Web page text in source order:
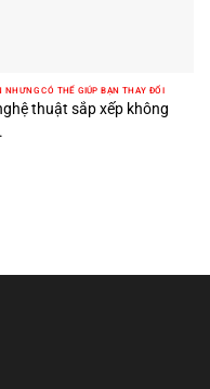
NHƯNG CÓ THỂ GIÚP BẠN THAY ĐỔI
thuật sắp xếp không